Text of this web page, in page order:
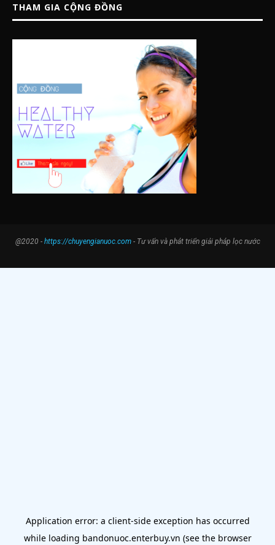
THAM GIA CỘNG ĐỒNG
@2020 - https://chuyengianuoc.com- Tư vấn và phát triển giải pháp lọc nước